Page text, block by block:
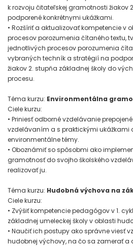
k rozvoju čitateľskej gramotnosti žiakov
podporené konkrétnymi ukážkami.
• Rozšíriť a aktualizovať kompetencie v
procesov porozumenia čítaného textu,
jednotlivých procesov porozumenia
vybraných techník a stratégií na
žiakov 2. stupňa základnej školy do
procesu.
Téma kurzu: Environmentálna
Ciele kurzu:
• Priniesť odborné vzdelávanie
vzdelávaním a s praktickými ukážkami
environmentálne témy.
• Oboznámiť so spôsobmi ako
gramotnosť do svojho školského
realizovať ju.
Téma kurzu: Hudobná výchova na
Ciele kurzu:
• Zvýšiť kompetencie pedagógov v 1.
základnej umeleckej školy v oblasti
• Naučiť ich postupy ako správne viesť
hudobnej výchovy, na čo sa zamerať a